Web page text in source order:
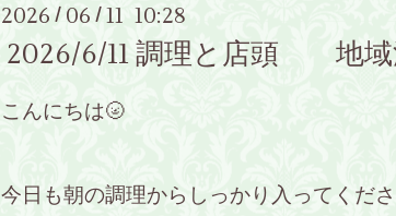
2026 / 06 / 11 10:28
2026/6/11 調理と店頭 地域
こんにちは🌝
今日も朝の調理からしっかり入ってくだ